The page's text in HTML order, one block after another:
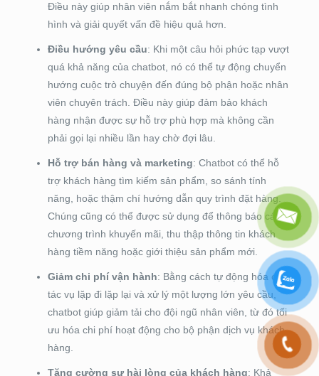
Điều này giúp nhân viên nắm bắt nhanh chóng tình
hình và giải quyết vấn đề hiệu quả hơn.
Điều hướng yêu cầu: Khi một câu hỏi phức tạp vượt
quá khả năng của chatbot, nó có thể tự động chuyển
hướng cuộc trò chuyện đến đúng bộ phận hoặc nhân
viên chuyên trách. Điều này giúp đảm bảo khách
hàng nhận được sự hỗ trợ phù hợp mà không cần
phải gọi lại nhiều lần hay chờ đợi lâu.
Hỗ trợ bán hàng và marketing: Chatbot có thể hỗ
trợ khách hàng tìm kiếm sản phẩm, so sánh tính
năng, hoặc thậm chí hướng dẫn quy trình đặt hàng.
Chúng cũng có thể được sử dụng để thông báo các
chương trình khuyến mãi, thu thập thông tin khách
hàng tiềm năng hoặc giới thiệu sản phẩm mới.
Giảm chi phí vận hành: Bằng cách tự động hóa các
tác vụ lặp đi lặp lại và xử lý một lượng lớn yêu cầu,
chatbot giúp giảm tải cho đội ngũ nhân viên, từ đó tối
ưu hóa chi phí hoạt động cho bộ phận dịch vụ khách
hàng.
Tăng cường sự hài lòng của khách hàng: Khả